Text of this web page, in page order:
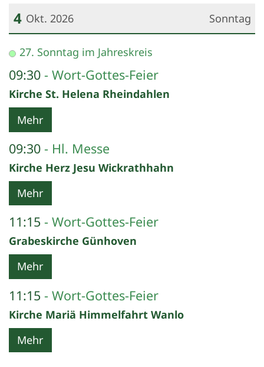
Sonntag
4 Okt. 2026
Datum: 4. Oktober 2026
27. Sonntag im Jahreskreis
09:30 Wort-Gottes-Feier
Kirche St. Helena Rheindahlen
Mehr
09:30 Hl. Messe
Kirche Herz Jesu Wickrathhahn
Mehr
11:15 Wort-Gottes-Feier
Grabeskirche Günhoven
Mehr
11:15 Wort-Gottes-Feier
Kirche Mariä Himmelfahrt Wanlo
Mehr